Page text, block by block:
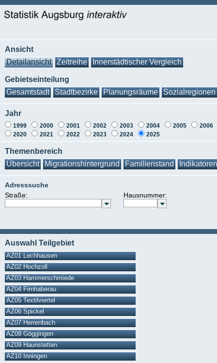
Ansicht
Detailansicht
Zeitreihe Innerstädtischer Vergleich
Gebietseinteilung
Gesamtstadt
Stadtbezirke Planungsräume Sozialregionen
Jahr
1999 2000 2001 2002 2003 2004 2005
2006
2020
2021 2022 2023 2024 2025
Themenbereich
Übersicht
Migrationshintergrund Familienstand Indikatoren
Adresssuche
Straße:
Hausnummer:
Auswahl Teilgebiet
AZ01 Lechhausen
AZ02 Hochzoll
AZ03 Hammerschmiede
AZ04 Firnhaberau
AZ05 Textilviertel
AZ06 Spickel
AZ07 Herrenbach
AZ08 Göggingen
AZ09 Haunstetten
AZ10 Inningen